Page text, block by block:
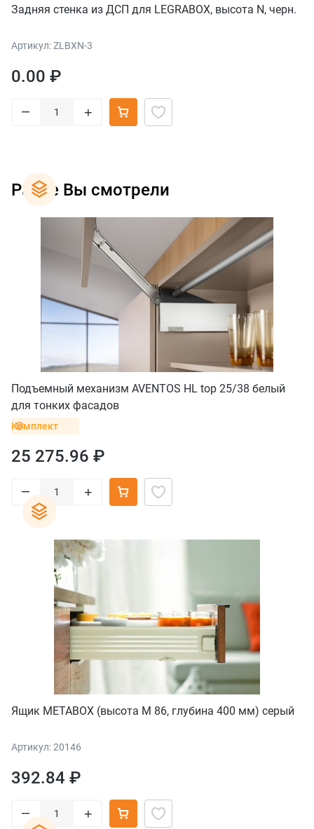
Задняя стенка из ДСП для LEGRABOX, высота N, черн.
Артикул: ZLBXN-3
0.00 ₽
– +
Ранее Вы смотрели
Подъемный механизм AVENTOS HL top 25/38 белый
для тонких фасадов
Комплект
25 275.96 ₽
– +
Ящик METABOX (высота М 86, глубина 400 мм) серый
Артикул: 20146
392.84 ₽
– +